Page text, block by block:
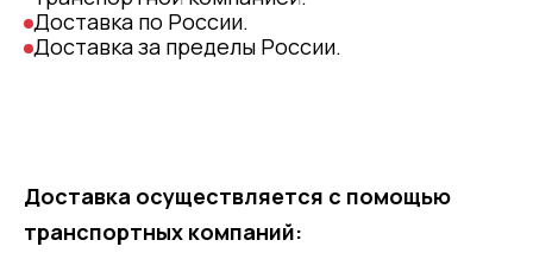
Доставка по России.
Доставка за пределы России.
Доставка осуществляется с помощью
транспортных компаний: